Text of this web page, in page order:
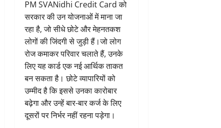
PM SVANidhi Credit Card को
सरकार की उन योजनाओं में माना जा
रहा है, जो सीधे छोटे और मेहनतकश
लोगों की जिंदगी से जुड़ी हैं।जो लोग
रोज कमाकर परिवार चलाते हैं, उनके
लिए यह कार्ड एक नई आर्थिक ताकत
बन सकता है। छोटे व्यापारियों को
उम्मीद है कि इससे उनका कारोबार
बढ़ेगा और उन्हें बार-बार कर्ज के लिए
दूसरों पर निर्भर नहीं रहना पड़ेगा।